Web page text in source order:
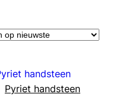
Pyriet handsteen